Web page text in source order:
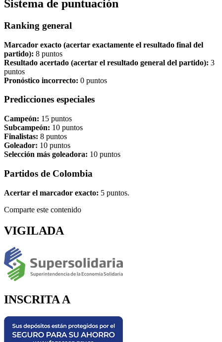
Sistema de puntuación
Ranking general
Marcador exacto (acertar exactamente el resultado final del
partido): 8 puntos
Resultado acertado (acertar el resultado general del partido): 3
puntos
Pronóstico incorrecto: 0 puntos
Predicciones especiales
Campeón: 15 puntos
Subcampeón: 10 puntos
Finalistas: 8 puntos
Goleador: 10 puntos
Selección más goleadora: 10 puntos
Partidos de Colombia
Acertar el marcador exacto: 5 puntos.
Comparte este contenido
VIGILADA
INSCRITA A